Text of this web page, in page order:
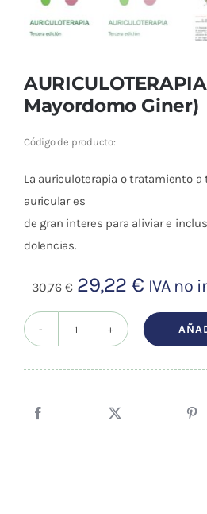
Mayordomo Giner)
Código de producto:
La auriculoterapia o tratamiento a
auricular es
de gran interes para aliviar e
dolencias.
30,76€ El
precio
original
29,22 €El
precio
actual
IVA no
AURICULOTERAPIA
Mayordomo